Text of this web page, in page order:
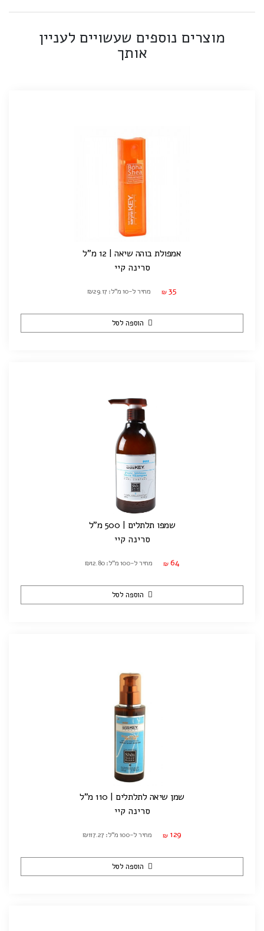
מוצרים נוספים שעשויים לעניין
אותך
אמפולת בוהה שיאה | 12 מ"ל
סרינה קיי
₪ 35 מחיר ל-10 מ"ל: ₪29.17
הוספה לסל
שמפו תלתלים | 500 מ"ל
סרינה קיי
₪ 64 מחיר ל-100 מ"ל: ₪12.80
הוספה לסל
שמן שיאה לתלתלים | 110 מ"ל
סרינה קיי
₪ 129 מחיר ל-100 מ"ל: ₪117.27
הוספה לסל